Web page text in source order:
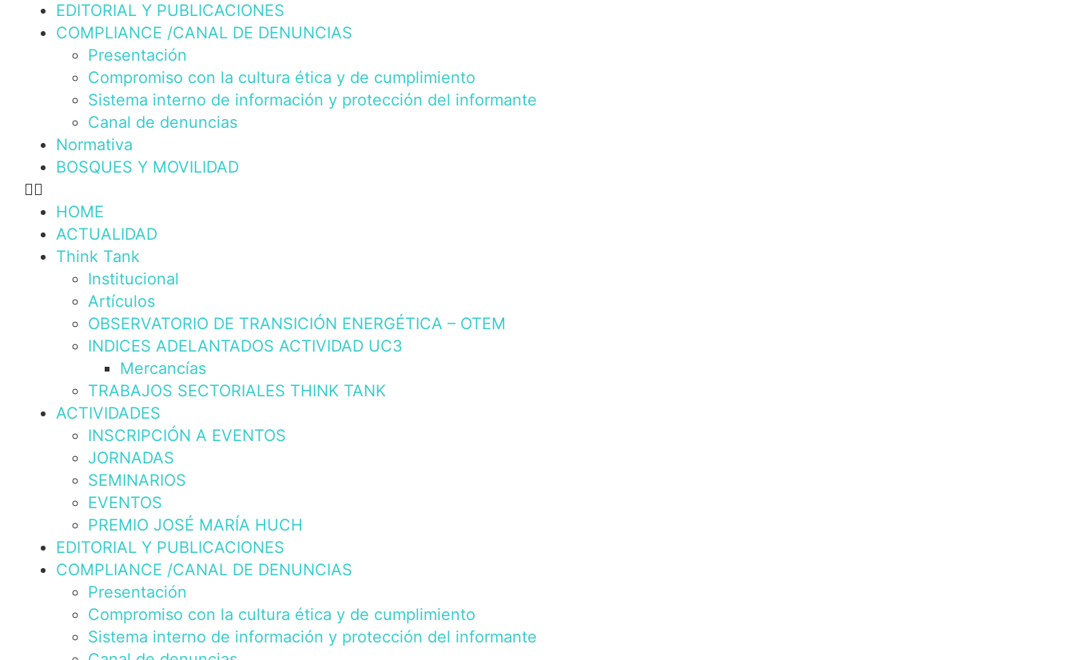
EDITORIAL Y PUBLICACIONES
COMPLIANCE /CANAL DE DENUNCIAS
Presentación
Compromiso con la cultura ética y de cumplimiento
Sistema interno de información y protección del informante
Canal de denuncias
Normativa
BOSQUES Y MOVILIDAD
HOME
ACTUALIDAD
Think Tank
Institucional
Artículos
OBSERVATORIO DE TRANSICIÓN ENERGÉTICA – OTEM
INDICES ADELANTADOS ACTIVIDAD UC3
Mercancías
TRABAJOS SECTORIALES THINK TANK
ACTIVIDADES
INSCRIPCIÓN A EVENTOS
JORNADAS
SEMINARIOS
EVENTOS
PREMIO JOSÉ MARÍA HUCH
EDITORIAL Y PUBLICACIONES
COMPLIANCE /CANAL DE DENUNCIAS
Presentación
Compromiso con la cultura ética y de cumplimiento
Sistema interno de información y protección del informante